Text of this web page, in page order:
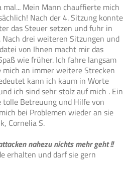
Mein Mann chauffierte mich
Nach der 4. Sitzung konnte
das Steuer setzen und fuhr in
drei weiteren Sitzungen und
von Ihnen macht mir das
wie früher. Ich fahre langsam
an immer weitere Strecken
kann ich kaum in Worte
ich sind sehr stolz auf mich . Ein
tolle Betreuung und Hilfe von
bei Problemen wieder an sie
Cornelia S.
nahezu nichts mehr geht !!
erhalten und darf sie gern